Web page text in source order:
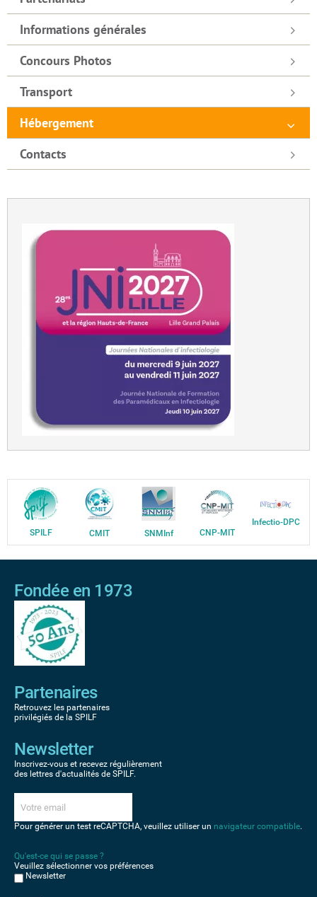
Informations générales
Concours Photos
Transport
Hébergement
Contacts
SPILF CMIT SNMInf CNP-MIT
Infectio-DPC
Fondée en 1973
Partenaires
Retrouvez les partenaires
privilégiés de la SPILF
Newsletter
Inscrivez-vous et recevez régulièrement
des lettres d'actualités de SPILF.
Pour générer un test reCAPTCHA, veuillez utiliser un navigateur compatible.
Qu'est-ce qui se passe ?
Veuillez sélectionner vos préférences
Newsletter